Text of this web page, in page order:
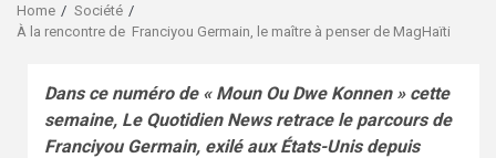
Home
Société
À la rencontre de Franciyou Germain, le maître à penser de MagHaïti
Dans ce numéro de « Moun Ou Dwe Konnen » cette
semaine, Le Quotidien News retrace le parcours de
Franciyou Germain, exilé aux États-Unis depuis